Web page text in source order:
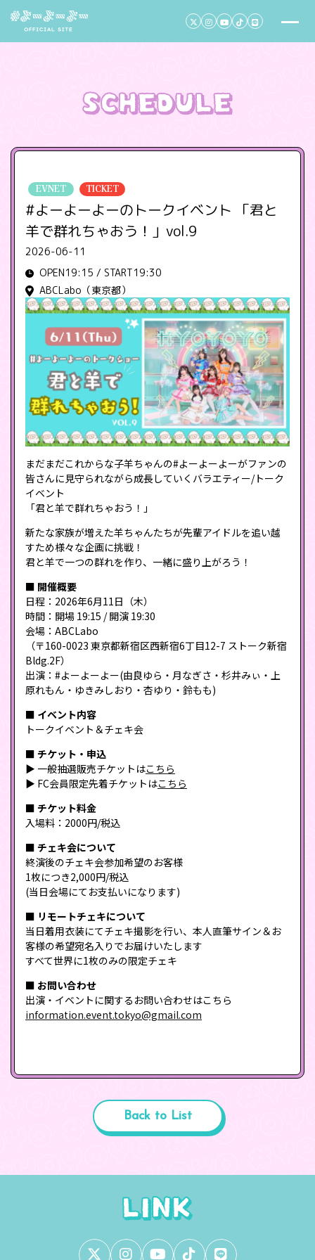
EVNET TICKET
#よーよーよーのトークイベント 「君と
羊で群れちゃおう！」vol.9
2026-06-11
OPEN19:15 / START19:30
ABCLabo（東京都）
まだまだこれからな子羊ちゃんの#よーよーよーがファンの
皆さんに見守られながら成長していくバラエティー/トーク
イベント
「君と羊で群れちゃおう！」
新たな家族が増えた羊ちゃんたちが先輩アイドルを追い越
すため様々な企画に挑戦！
君と羊で一つの群れを作り、一緒に盛り上がろう！
■ 開催概要
日程：2026年6月11日（木）
時間：開場 19:15 / 開演 19:30
会場：ABCLabo
（〒160-0023 東京都新宿区西新宿6丁目12-7 ストーク新宿
Bldg.2F）
出演：#よーよーよー(由良ゆら・月なぎさ・杉井みぃ・上
原れもん・ゆきみしおり・杏ゆり・鈴もも)
■ イベント内容
トークイベント＆チェキ会
■ チケット・申込
▶ 一般抽選販売チケットはこちら
▶ FC会員限定先着チケットはこちら
■ チケット料金
入場料：2000円/税込
■ チェキ会について
終演後のチェキ会参加希望のお客様
1枚につき2,000円/税込
(当日会場にてお支払いになります)
■ リモートチェキについて
当日着用衣装にてチェキ撮影を行い、本人直筆サイン＆お
客様の希望宛名入りでお届けいたします
すべて世界に1枚のみの限定チェキ
■ お問い合わせ
出演・イベントに関するお問い合わせはこちら
information.event.tokyo@gmail.com
Back to List